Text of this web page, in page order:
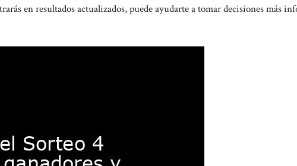
enresultados actualizados, puede ayudarte a tomar decisiones más